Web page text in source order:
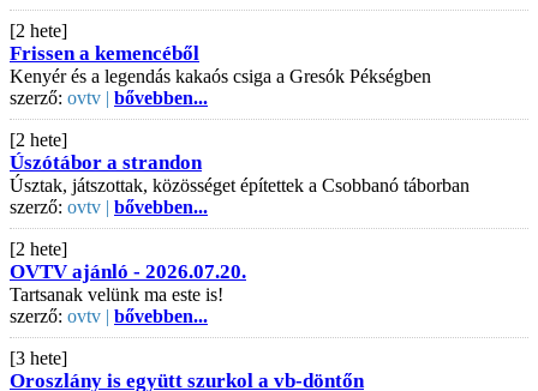
[2 hete]
Frissen a kemencéből
Kenyér és a legendás kakaós csiga a Gresók Pékségben
szerző: ovtv | bővebben...
[2 hete]
Úszótábor a strandon
Úsztak, játszottak, közösséget építettek a Csobbanó táborban
szerző: ovtv | bővebben...
[2 hete]
OVTV ajánló - 2026.07.20.
Tartsanak velünk ma este is!
szerző: ovtv | bővebben...
[3 hete]
Oroszlány is együtt szurkol a vb-döntőn